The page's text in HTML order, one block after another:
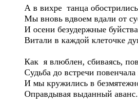
А в вихре танца
Мы вновь вдвоем вдали от
И осени безудержные буйства
Витали в каждой клеточке
Как я влюблен, сбиваясь,
Судьба до встречи повенчала
И мы кружились в
Оправдывая выданный аванс.